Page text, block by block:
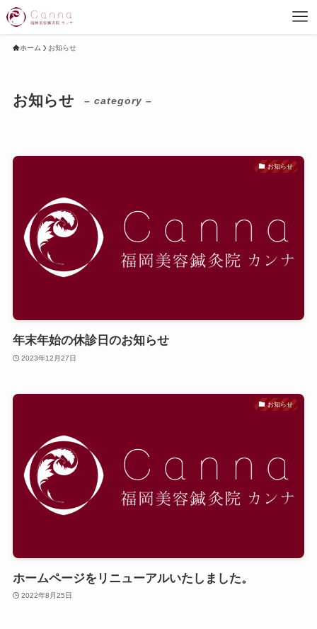
ホーム お知らせ
お知らせ – category –
お知らせ
年末年始の休診日のお知らせ
2023年12月27日
お知らせ
ホームページをリニューアルいたしました。
2022年8月25日